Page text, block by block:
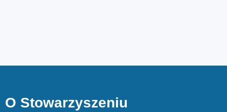
O Stowarzyszeniu